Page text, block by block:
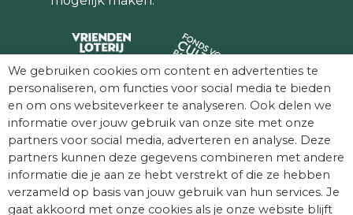
We gebruiken cookies om content en advertenties te
personaliseren, om functies voor social media te bieden
en om ons websiteverkeer te analyseren. Ook delen we
informatie over jouw gebruik van onze site met onze
partners voor social media, adverteren en analyse. Deze
partners kunnen deze gegevens combineren met andere
informatie die je aan ze hebt verstrekt of die ze hebben
verzameld op basis van jouw gebruik van hun services. Je
gaat akkoord met onze cookies als je onze website blijft